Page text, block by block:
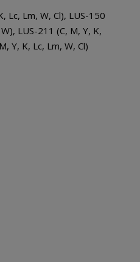
Lc, Lm, W, Cl), LUS-150
LUS-211 (C, M, Y, K,
Y, K, Lc, Lm, W, Cl)